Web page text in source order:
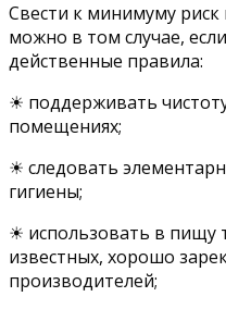
Свести к минимуму
можно в том случае,
действенные правила:
☀ поддерживать
помещениях;
☀ следовать
гигиены;
☀ использовать в пищу
известных, хорошо
производителей;